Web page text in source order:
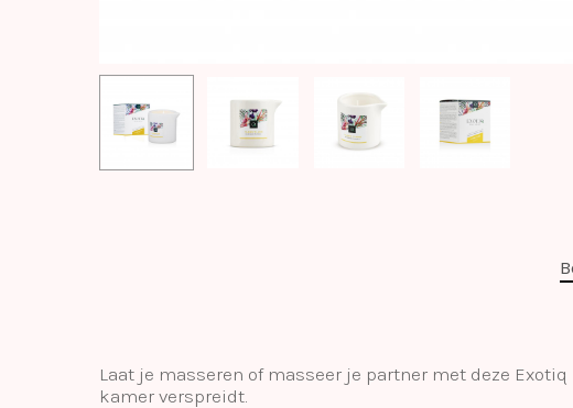
Laat je masseren of masseer je partner met deze
kamer verspreidt.